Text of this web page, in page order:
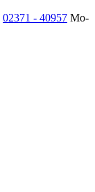
02371 - 40957 Mo-